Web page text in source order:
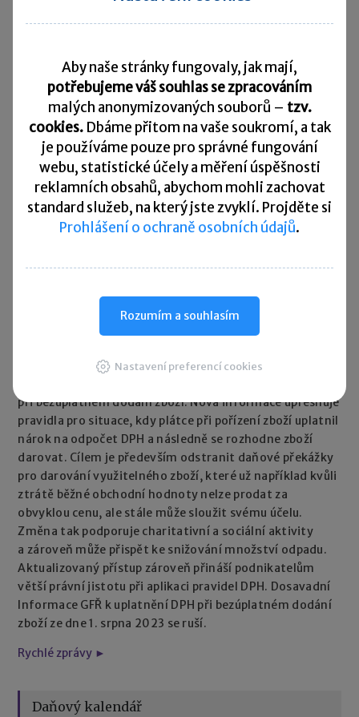
18. 03. 2013
Opravné položky se používají pro zachycení přechodného
snížení hodnoty majetku na rozvahových účtech. Mohou
postihnout veškeré složky majetku – jak dlouhodobého
hmotného či nehmotného, tak oběžného ve formě zásob
či pohledávek.
« ‹ 63 64 65 66 67 › »
GFŘ aktualizovalo pravidla DPH při darování
|Generální finanční ředitelství od
při bezúplatném dodání zboží. Nová informace upřesňuje
pravidla pro situace, kdy plátce při pořízení zboží uplatnil
nárok na odpočet DPH a následně se rozhodne zboží
darovat. Cílem je především odstranit daňové překážky
pro darování využitelného zboží, které už například kvůli
ztrátě běžné obchodní hodnoty nelze prodat za
obvyklou cenu, ale stále může sloužit svému účelu.
Změna tak podporuje charitativní a sociální aktivity
a zároveň může přispět ke snižování množství odpadu.
Aktualizovaný přístup zároveň přináší podnikatelům
větší právní jistotu při aplikaci pravidel DPH. Dosavadní
Informace GFŘ k uplatnění DPH při bezúplatném dodání
zboží ze dne 1. srpna 2023 se ruší.
Rychlé zprávy ►
Daňový kalendář
Aby naše stránky fungovaly, jak mají,
potřebujeme váš souhlas se zpracováním
malých anonymizovaných souborů – tzv.
cookies. Dbáme přitom na vaše soukromí, a tak
je používáme pouze pro správné fungování
webu, statistické účely a měření úspěšnosti
reklamních obsahů, abychom mohli zachovat
standard služeb, na který jste zvyklí. Projděte si
Prohlášení o ochraně osobních údajů.
Rozumím a souhlasím
Nastavení preferencí cookies